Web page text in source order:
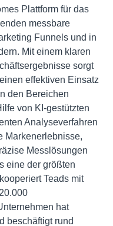
Plattform für das
messbare
Funnels und in
Mit einem klaren
sorgt
effektiven Einsatz
den Bereichen
von KI-gestützten
Analyseverfahren
Markenerlebnisse,
Messlösungen
eine der größten
Teads mit
hat
beschäftigt rund